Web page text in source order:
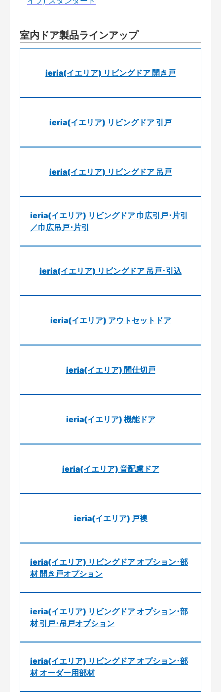
室内ドア製品ラインアップ
ieria(イエリア) リビングドア 開き戸
ieria(イエリア) リビングドア 引戸
ieria(イエリア) リビングドア 吊戸
ieria(イエリア) リビングドア 巾広引戸･片引
／巾広吊戸･片引
ieria(イエリア) リビングドア 吊戸･引込
ieria(イエリア) アウトセットドア
ieria(イエリア) 間仕切戸
ieria(イエリア) 機能ドア
ieria(イエリア) 音配慮ドア
ieria(イエリア) 戸襖
ieria(イエリア) リビングドア オプション･部
材 開き戸オプション
ieria(イエリア) リビングドア オプション･部
材 引戸･吊戸オプション
ieria(イエリア) リビングドア オプション･部
材 オーダー用部材